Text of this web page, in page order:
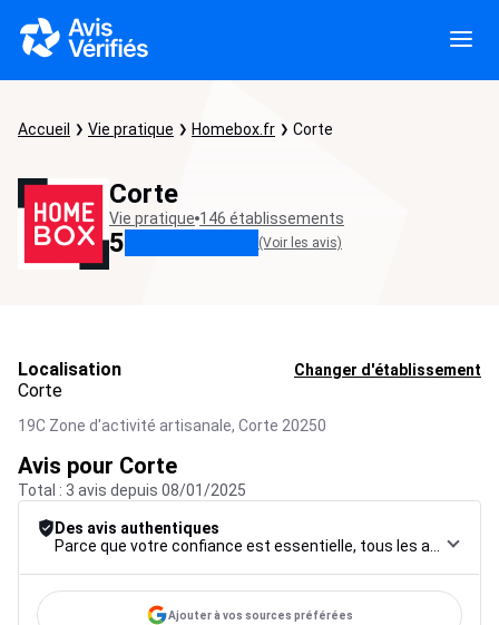
Accueil Vie pratique Homebox.fr Corte
Corte
Vie pratique 146 établissements
5 (Voir les avis)
Localisation Changer d'établissement
Corte
19C Zone d'activité artisanale, Corte 20250
Avis pour Corte
Total : 3 avis depuis 08/01/2025
Des avis authentiques
Ajouter à vos sources préférées